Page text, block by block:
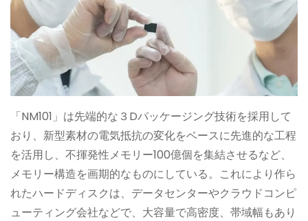
「NM101」は先端的な３Dパッケージング技術を採用して
おり、新型素材の電気抵抗の変化をベースに先進的な工程
を活用し、不揮発性メモリー100億個を集結させるなど、
メモリー構造を画期的なものにしている。これにより作ら
れたハードディスクは、データセンターやクラウドコンピ
ューティング会社などで、大容量で高密度、帯域幅もあり